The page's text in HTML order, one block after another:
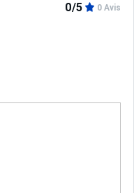
0/5 0 Avis